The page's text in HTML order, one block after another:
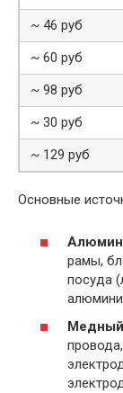
~ 46 руб
~ 60 руб
~ 98 руб
~ 30 руб
~ 129 руб
Основные
рамы,
посуда
Медный